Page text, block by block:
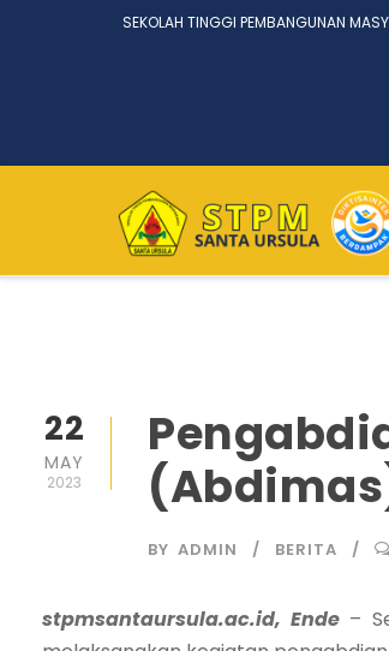
SEKOLAH TINGGI PEMBANGUNAN
22
MAY
2023
BY ADMIN BERITA
stpmsantaursula.ac.id, Ende –